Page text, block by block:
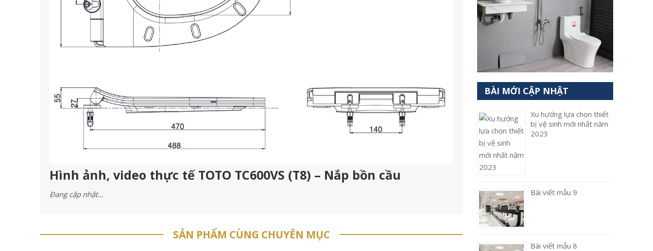
Hình ảnh, video thực tế TOTO TC600VS (T8) – Nắp bồn cầu
Đang cập nhật…
SẢN PHẨM CÙNG CHUYÊN MỤC
BÀI MỚI CẬP NHẬT
Xu hướng lựa chọn thiết
bị vệ sinh mới nhất năm
2023
Bài viết mẫu 9
Bài viết mẫu 8